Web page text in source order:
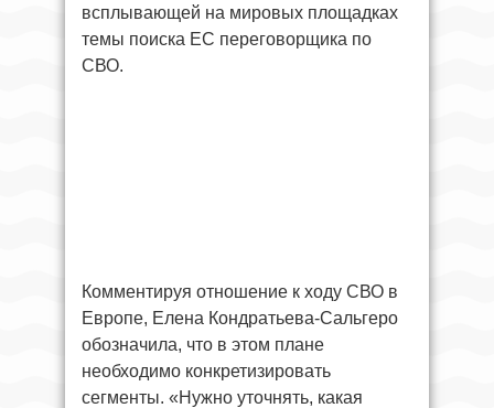
всплывающей на мировых площадках
темы поиска ЕС переговорщика по
СВО.
Комментируя отношение к ходу СВО в
Европе, Елена Кондратьева-Сальгеро
обозначила, что в этом плане
необходимо конкретизировать
сегменты. «Нужно уточнять, какая